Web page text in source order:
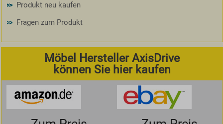
Produkt neu kaufen
Fragen zum Produkt
Möbel Hersteller AxisDrive
können Sie hier kaufen